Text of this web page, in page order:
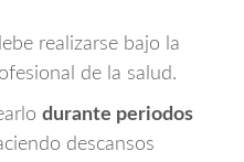
realizarse bajo la
de la salud.
durante periodos
descansos